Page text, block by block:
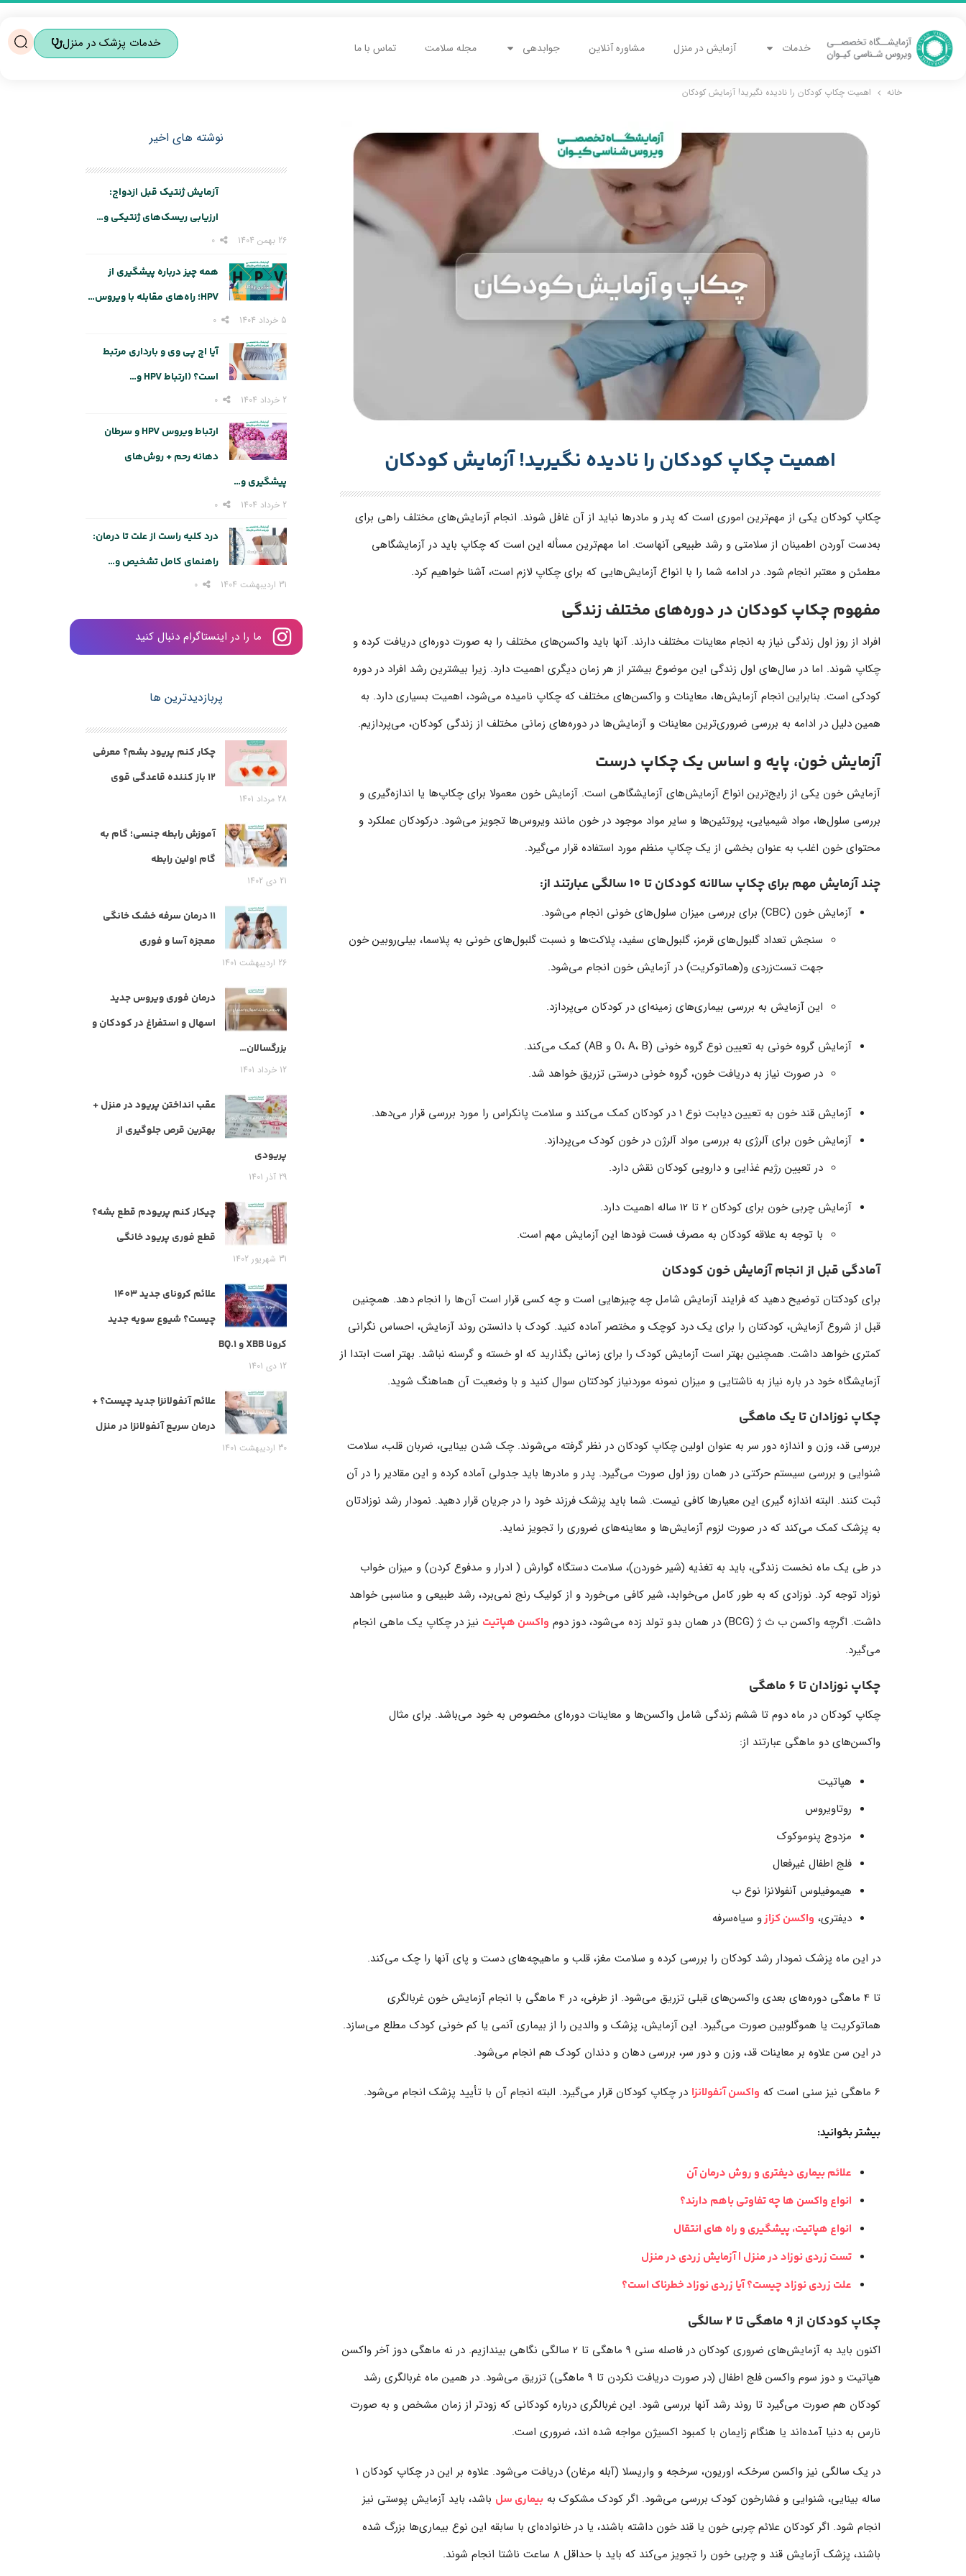
خدمات آزمایش در منزل مشاوره آنلاین جوابدهی مجله سلامت تماس با ما خدمات پزشک در منزل
خانه اهمیت چکاپ کودکان را نادیده نگیرید! آزمایش کودکان
اهمیت چکاپ کودکان را نادیده نگیرید! آزمایش کودکان
چکاپ کودکان یکی از مهم‌ترین اموری است که پدر و مادرها نباید از آن غافل شوند. انجام آزمایش‌های مختلف راهی برای
به‌دست آوردن اطمینان از سلامتی و رشد طبیعی آنهاست. اما مهم‌ترین مسأله این است که چکاپ باید در آزمایشگاهی
مطمئن و معتبر انجام شود. در ادامه شما را با انواع آزمایش‌هایی که برای چکاپ لازم است، آشنا خواهیم کرد.
مفهوم چکاپ کودکان در دوره‌های مختلف زندگی
افراد از روز اول زندگی نیاز به انجام معاینات مختلف دارند. آنها باید واکسن‌های مختلف را به صورت دوره‌ای دریافت کرده و
چکاپ شوند. اما در سال‌های اول زندگی این موضوع بیشتر از هر زمان دیگری اهمیت دارد. زیرا بیشترین رشد افراد در دوره
کودکی است. بنابراین انجام آزمایش‌ها، معاینات و واکسن‌های مختلف که چکاپ نامیده می‌شود، اهمیت بسیاری دارد. به
همین دلیل در ادامه به بررسی ضروری‌ترین معاینات و آزمایش‌ها در دوره‌های زمانی مختلف از زندگی کودکان، می‌پردازیم.
آزمایش خون، پایه و اساس یک چکاپ درست
آزمایش خون یکی از رایج‌ترین انواع آزمایش‌های آزمایشگاهی است. آزمایش خون معمولا برای چکاپ‌ها یا اندازه‌گیری و
بررسی سلول‌ها، مواد شیمیایی، پروتئین‌ها و سایر مواد موجود در خون مانند ویروس‌ها تجویز می‌شود. درکودکان عملکرد و
محتوای خون اغلب به عنوان بخشی از یک چکاپ منظم مورد استفاده قرار می‌گیرد.
چند آزمایش مهم برای چکاپ سالانه کودکان تا 10 سالگی عبارتند از:
آزمایش خون (CBC) برای بررسی میزان سلول‌های خونی انجام می‌شود.
سنجش تعداد گلبول‌های قرمز، گلبول‌های سفید، پلاکت‌ها و نسبت گلبول‌های خونی به پلاسما، بیلی‌روبین خون
جهت تست‌زردی و(هماتوکریت) در آزمایش خون انجام می‌شود.
این آزمایش به بررسی بیماری‌های زمینه‌‌ای در کودکان می‌پردازد.
آزمایش گروه خونی به تعیین نوع گروه خونی (O، A، B و AB) کمک می‌کند.
در صورت نیاز به دریافت خون، گروه خونی درستی تزریق خواهد شد.
آزمایش قند خون به تعیین دیابت نوع 1 در کودکان کمک می‌کند و سلامت پانکراس را مورد بررسی قرار می‌دهد.
آزمایش خون برای آلرژی به بررسی مواد آلرژن در خون کودک می‌پردازد.
در تعیین رژیم غذایی و دارویی کودکان نقش دارد.
آزمایش چربی خون برای کودکان 2 تا 12 ساله اهمیت دارد.
با توجه به علاقه کودکان به مصرف فست فودها این آزمایش مهم است.
آمادگی قبل از انجام آزمایش خون کودکان
برای کودکتان توضیح دهید که فرایند آزمایش شامل چه چیزهایی است و چه کسی قرار است آن‌ها را انجام دهد. همچنین
قبل از شروع آزمایش، کودکتان را برای یک درد کوچک و مختصر آماده کنید. کودک با دانستن روند آزمایش، احساس نگرانی
کمتری خواهد داشت. همچنین بهتر‌ است آزمایش کودک را برای زمانی بگذارید که او خسته و گرسنه نباشد. بهتر است ابتدا از
آزمایشگاه خود در باره نیاز به ناشتایی و میزان نمونه موردنیاز کودکتان سوال کنید و با وضعیت آن هماهنگ شوید.
چکاپ نوزادان تا یک ماهگی
بررسی قد، وزن و اندازه دور سر به عنوان اولین چکاپ کودکان در نظر گرفته می‌شوند. چک شدن بینایی، ضربان قلب، سلامت
شنوایی و بررسی سیستم حرکتی در همان روز اول صورت می‌گیرد. پدر و مادرها باید جدولی آماده کرده و این مقادیر را در آن
ثبت کنند. البته اندازه گیری این معیارها کافی نیست. شما باید پزشک فرزند خود را در جریان قرار دهید. نمودار رشد نوزادتان
به پزشک کمک می‌کند که در صورت لزوم آزمایش‌ها و معاینه‌های ضروری را تجویز نماید.
در طی یک ماه نخست زندگی، باید به تغذیه (شیر خوردن)، سلامت دستگاه گوارش ( ادرار و مدفوع کردن) و میزان خواب
نوزاد توجه کرد. نوزادی که به طور کامل می‌خوابد، شیر کافی می‌خورد و از کولیک رنج نمی‌برد، رشد طبیعی و مناسبی خواهد
داشت. اگرچه واکسن ب ث ژ (BCG) در همان بدو تولد زده می‌شود، دوز دوم
واکسن هپاتیت نیز در چکاپ یک ماهی انجام
می‌گیرد.
چکاپ نوزادان تا 6 ماهگی
چکاپ کودکان در ماه دوم تا ششم زندگی شامل واکسن‌ها و معاینات دوره‌ای مخصوص به خود می‌باشد. برای مثال
واکسن‌های دو ماهگی عبارتند از:
هپاتیت
روتاویروس
مزدوج پنوموکوک
فلج اطفال غیرفعال
هیموفیلوس آنفولانزا نوع ب
دیفتری، واکسن کزازو سیاه‌سرفه
در این ماه پزشک نمودار رشد کودکان را بررسی کرده و سلامت مغز، قلب و ماهیچه‌های دست و پای آنها را چک می‌کند.
تا 4 ماهگی دوره‌های بعدی واکسن‌های قبلی تزریق می‌شود. از طرفی، در 4 ماهگی با انجام آزمایش خون غربالگری
هماتوکریت یا هموگلوبین صورت می‌گیرد. این آزمایش، پزشک و والدین را از بیماری آنمی یا کم خونی کودک مطلع می‌سازد.
در این سن علاوه بر معاینات قد، وزن و دور سر، بررسی دهان و دندان کودک هم انجام می‌شود.
6 ماهگی نیز سنی است که واکسن آنفولانزا در چکاپ کودکان قرار می‌گیرد. البته انجام آن با تأیید پزشک انجام می‌شود.
بیشتر بخوانید:
علائم بیماری دیفتری و روش درمان آن
انواع واکسن ها چه تفاوتی باهم دارند؟
انواع هپاتیت، پیشگیری و راه های انتقال
تست زردی نوزاد در منزل | آزمایش زردی در منزل
علت زردی نوزاد چیست؟ آیا زردی نوزاد خطرناک است؟
چکاپ کودکان از 9 ماهگی تا 2 سالگی
اکنون باید به آزمایش‌های ضروری کودکان در فاصله سنی 9 ماهگی تا 2 سالگی نگاهی بیندازیم. در نه ماهگی دوز آخر واکسن
هپاتیت و دوز سوم واکسن فلج اطفال (در صورت دریافت نکردن تا 9 ماهگی) تزریق می‌شود. در همین ماه غربالگری رشد
کودکان هم صورت می‌گیرد تا روند رشد آنها بررسی شود. این غربالگری درباره کودکانی که زودتر از زمان مشخص و به صورت
نارس به دنیا آمده‌اند یا هنگام زایمان با کمبود اکسیژن مواجه شده اند، ضروری است.
در یک سالگی نیز واکسن سرخک، اوریون، سرخجه و واریسلا (آبله مرغان) دریافت می‌شود. علاوه بر این در چکاپ کودکان 1
ساله بینایی، شنوایی و فشارخون کودک بررسی می‌شود. اگر کودک مشکوک به بیماری سل باشد، باید آزمایش پوستی نیز
انجام شود. اگر کودکان علائم چربی خون یا قند خون داشته باشند، یا در خانواده‌‌ای با سابقه این نوع بیماری‌ها بزرگ شده
باشند، پزشک آزمایش قند و چربی خون را تجویز می‌کند که باید با حداقل 8 ساعت ناشتا انجام شوند.
نوشته های اخیر
آزمایش ژنتیک قبل ازدواج:
ارزیابی ریسک‌های ژنتیکی و…
26 بهمن 1404
همه چیز درباره پیشگیری از
HPV؛ راه‌های مقابله با ویروس…
5 خرداد 1404
آیا اچ پی وی و بارداری مرتبط
است؟ (ارتباط HPV و…
2 خرداد 1404
ارتباط ویروس HPV و سرطان
دهانه رحم + روش‌های
پیشگیری و…
2 خرداد 1404
درد کلیه راست از علت تا درمان:
راهنمای کامل تشخیص و…
31 اردیبهشت 1404
ما را در اینستاگرام دنبال کنید
پربازدیدترین ها
چکار کنم پریود بشم؟ معرفی
12 باز کننده قاعدگی قوی
28 مرداد 1401
آموزش رابطه جنسی؛ گام به
گام اولین رابطه
21 دی 1402
11 درمان سرفه خشک خانگی
معجزه آسا و فوری
26 اردیبهشت 1401
درمان فوری ویروس جدید
اسهال و استفراغ در کودکان و
بزرگسالان…
12 خرداد 1401
عقب انداختن پریود در منزل +
بهترین قرص جلوگیری از
پریودی
29 آذر 1401
چیکار کنم پریودم قطع بشه؟
قطع فوری پریود خانگی
31 شهریور 1402
علائم کرونای جدید 1403
چیست؟ شیوع سویه جدید
کرونا XBB و BQ.1
12 دی 1401
علائم آنفولانزا جدید چیست؟ +
درمان سریع آنفولانزا در منزل
30 اردیبهشت 1401